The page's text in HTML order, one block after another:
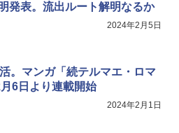
発表。流出ルート解明なるか
2024年2月5日
。マンガ「続テルマエ・ロマ
6日より連載開始
2024年2月1日